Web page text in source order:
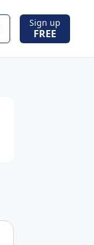
Sign up
FREE